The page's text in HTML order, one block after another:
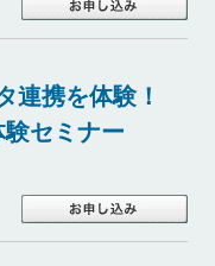
連携を体験！
験セミナー